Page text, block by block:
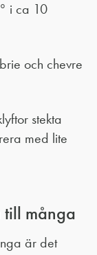
i ca 10
och chevre
stekta
med lite
till många
är det